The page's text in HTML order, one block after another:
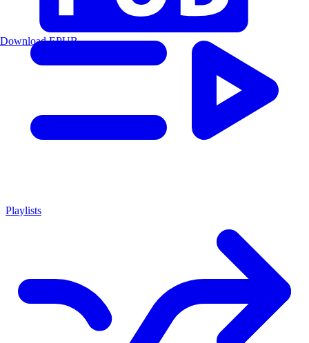
Playlists
Download EPUB